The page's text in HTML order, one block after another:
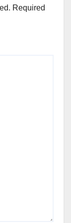
Required